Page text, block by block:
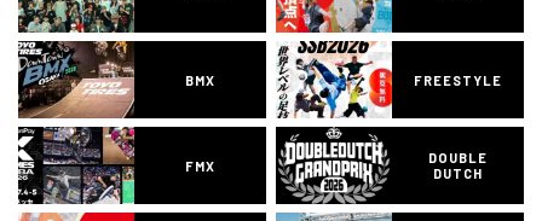
BMX FREESTYLE
FMX
DOUBLE
DUTCH